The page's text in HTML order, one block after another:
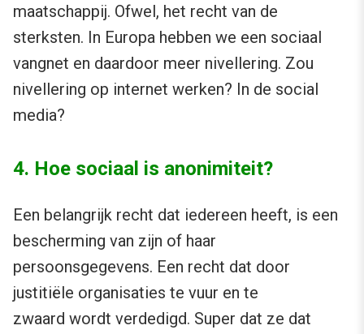
maatschappij. Ofwel, het recht van de
sterksten. In Europa hebben we een sociaal
vangnet en daardoor meer nivellering. Zou
nivellering op internet werken? In de social
media?
4. Hoe sociaal is anonimiteit?
Een belangrijk recht dat iedereen heeft, is een
bescherming van zijn of haar
persoonsgegevens. Een recht dat door
justitiële organisaties te vuur en te
zwaard wordt verdedigd. Super dat ze dat